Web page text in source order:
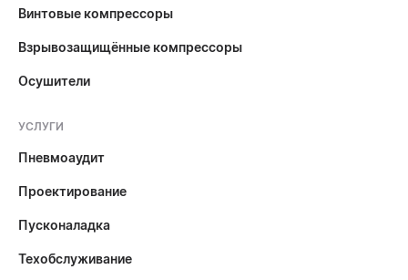
Винтовые компрессоры
Взрывозащищённые компрессоры
Осушители
УСЛУГИ
Пневмоаудит
Проектирование
Пусконаладка
Техобслуживание